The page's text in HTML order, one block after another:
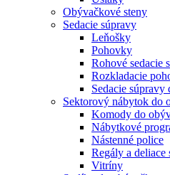
Obývačkové steny
Sedacie súpravy
Leňošky
Pohovky
Rohové sedacie
Rozkladacie
Sedacie súpravy
Sektorový nábytok do
Komody do
Nábytkové
Nástenné police
Regály a deliace
Vitríny